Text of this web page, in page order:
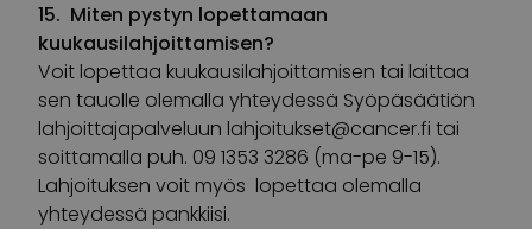
15. Miten pystyn lopettamaan
kuukausilahjoittamisen?
Voit lopettaa kuukausilahjoittamisen tai laittaa
sen tauolle olemalla yhteydessä Syöpäsäätiön
lahjoittajapalveluun lahjoitukset@cancer.fi tai
soittamalla puh. 09 1353 3286 (ma-pe 9-15).
Lahjoituksen voit myös lopettaa olemalla
yhteydessä pankkiisi.